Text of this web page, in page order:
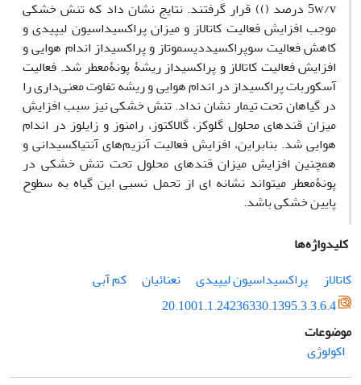
5 درصد (w/v
)) قرار گرفتند. نتایج نشان داد که تنش خشکی
موجب افزایش فعالیت کاتالاز و میزان پراکسیداسیون لیپیدی و
کاهش فعالیت سوپراکسید­دیسموتاز و پراکسیداز اندام هوایی و
افزایش فعالیت کاتالاز و پراکسیداز ریشۀ پونۀ­معطر شد. فعالیت
آسکوربات پراکسیداز در اندام هوایی و ریشه تفاوت معنی‌داری را
در گیاهان تحت­ تیمار نشان نداد. تنش خشکی نیز سبب افزایش
میزان قندهای محلول گلوکز، گالاکتوز، رامنوز و زایلوز در اندام
هوایی شد. بنابراین، افزایش فعالیت آنزیم‌های آنتی­اکسیدانی و
همچنین افزایش میزان قندهای محلولتحت ­ تنش‌ خشکی در
پونۀ­معطر می­تواند نشانه­ ای از تحمل نسبی این گیاه به سطوح
پایین خشکی باشد.
کلیدواژه‌ها
کاتالاز
پراکسیداسیون لیپیدی نعنائیان
کم آبی
20.1001.1.24236330.1395.3.3.6.4
موضوعات
اکولوژی